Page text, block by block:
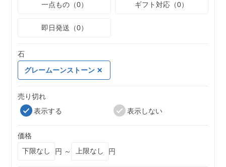
一点もの（0）
ギフト対応（0）
即日発送（0）
石
グレームーンストーン
売り切れ
表示する
表示しない
価格
円 ～
円